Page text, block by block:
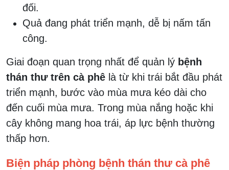
đối.
Quả đang phát triển mạnh, dễ bị nấm tấn
công.
Giai đoạn quan trọng nhất để quản lý bệnh
thán thư trên cà phê là từ khi trái bắt đầu phát
triển mạnh, bước vào mùa mưa kéo dài cho
đến cuối mùa mưa. Trong mùa nắng hoặc khi
cây không mang hoa trái, áp lực bệnh thường
thấp hơn.
Biện pháp phòng bệnh thán thư cà phê